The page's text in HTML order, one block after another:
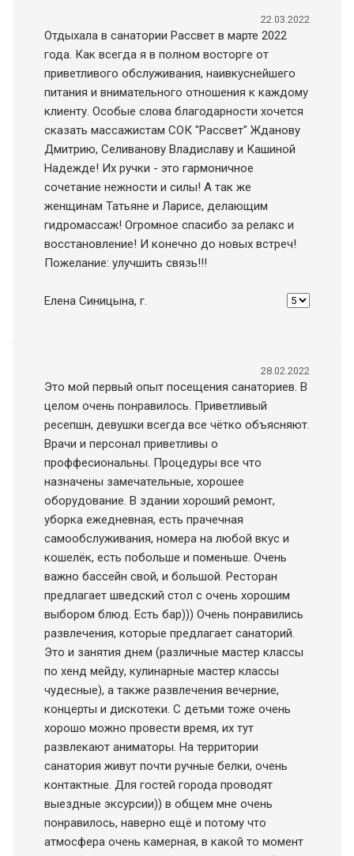
22.03.2022
Отдыхала в санатории Рассвет в марте 2022
года. Как всегда я в полном восторге от
приветливого обслуживания, наивкуснейшего
питания и внимательного отношения к каждому
клиенту. Особые слова благодарности хочется
сказать массажистам СОК "Рассвет" Жданову
Дмитрию, Селиванову Владиславу и Кашиной
Надежде! Их ручки - это гармоничное
сочетание нежности и силы! А так же
женщинам Татьяне и Ларисе, делающим
гидромассаж! Огромное спасибо за релакс и
восстановление! И конечно до новых встреч!
Пожелание: улучшить связь!!!
Елена Синицына, г.
28.02.2022
Это мой первый опыт посещения санаториев. В
целом очень понравилось. Приветливый
ресепшн, девушки всегда все чётко объясняют.
Врачи и персонал приветливы о
проффесиональны. Процедуры все что
назначены замечательные, хорошее
оборудование. В здании хороший ремонт,
уборка ежедневная, есть прачечная
самообслуживания, номера на любой вкус и
кошелёк, есть побольше и поменьше. Очень
важно бассейн свой, и большой. Ресторан
предлагает шведский стол с очень хорошим
выбором блюд. Есть бар))) Очень понравились
развлечения, которые предлагает санаторий.
Это и занятия днем (различные мастер классы
по хенд мейду, кулинарные мастер классы
чудесные), а также развлечения вечерние,
концерты и дискотеки. С детьми тоже очень
хорошо можно провести время, их тут
развлекают аниматоры. На территории
санатория живут почти ручные белки, очень
контактные. Для гостей города проводят
выездные эксурсии)) в общем мне очень
понравилось, наверно ещё и потому что
атмосфера очень камерная, в какой то момент